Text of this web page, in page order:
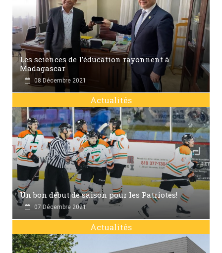
Les sciences de l’éducation rayonnent à
Madagascar
08 Décembre 2021
Actualités
Un bon début de saison pour les Patriotes!
07 Décembre 2021
Actualités